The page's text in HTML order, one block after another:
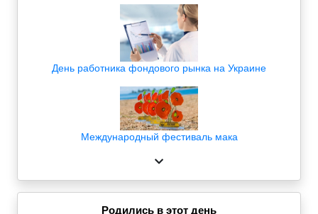
День работника фондового рынка на Украине
Международный фестиваль мака
Родились в этот день